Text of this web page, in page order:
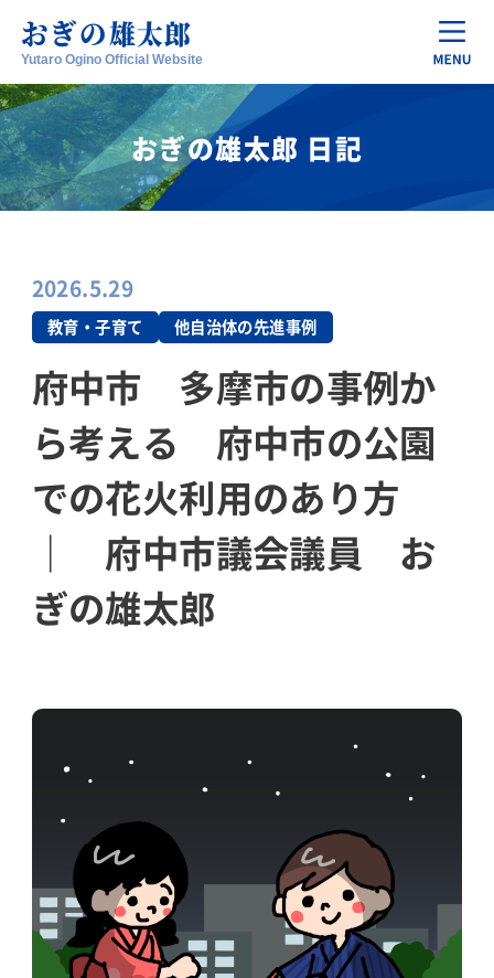
おぎの雄太郎
Yutaro Ogino Official Website
おぎの雄太郎 日記
2026.5.29
教育・子育て 他自治体の先進事例
府中市 多摩市の事例か
ら考える 府中市の公園
での花火利用のあり方
｜ 府中市議会議員 お
ぎの雄太郎